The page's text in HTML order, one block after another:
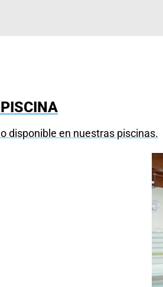
disponible en nuestras piscinas.